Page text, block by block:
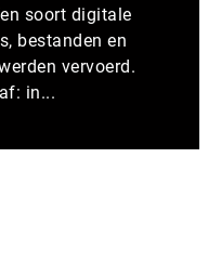
soort digitale
bestanden en
vervoerd.
in...